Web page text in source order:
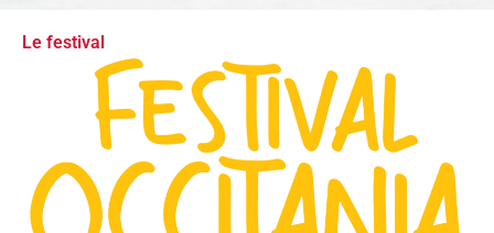
Le festival